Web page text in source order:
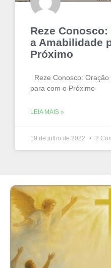
Reze
a Amabilidade
Próximo
Reze Conosco:
para com o Próximo
LEIA MAIS »
19 de julho de 2022 2